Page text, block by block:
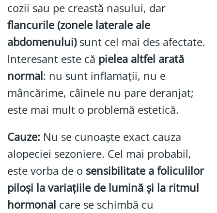
cozii sau pe creastă nasului, dar
flancurile (zonele laterale ale
abdomenului)sunt cel mai des afectate.
Interesant este că pielea altfel arată
normal: nu sunt inflamații, nu e
mâncărime, câinele nu pare deranjat;
este mai mult o problemă estetică.
Cauze: Nu se cunoaște exact cauza
alopeciei sezoniere. Cel mai probabil,
este vorba de o sensibilitate a foliculilor
piloși la variațiile de lumină și la ritmul
hormonal care se schimbă cu